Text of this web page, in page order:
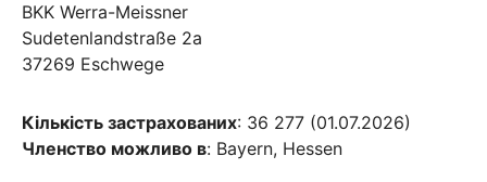
BKK Werra-Meissner
Sudetenlandstraße 2a
37269 Eschwege
Кількість застрахованих: 36 277 (01.07.2026)
Членство можливо в: Bayern, Hessen